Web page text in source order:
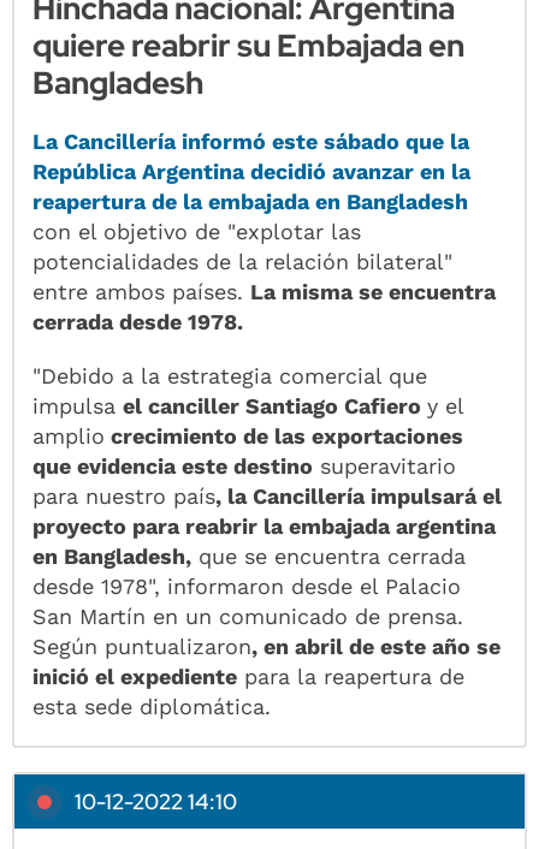
Hinchada nacional: Argentina
quiere reabrir su Embajada en
Bangladesh
La Cancilleríainformó este sábado que la
RepúblicaArgentina decidió avanzar en la
reapertura de la embajada en Bangladesh
con el objetivo de "explotar las
potencialidades de la relación bilateral"
entre ambos países. La misma se encuentra
cerrada desde 1978.
"Debido a la estrategia comercial que
impulsael canciller Santiago Cafieroy el
amplio crecimiento de las exportaciones
que evidencia este destino superavitario
para nuestro país, la Cancillería impulsará el
proyecto para reabrir la embajada argentina
en Bangladesh, que se encuentra cerrada
desde 1978", informaron desde el Palacio
San Martín en un comunicado de prensa.
Según puntualizaron, en abril de este año se
inició el expediente para la reapertura de
esta sede diplomática.
10-12-2022 14:10